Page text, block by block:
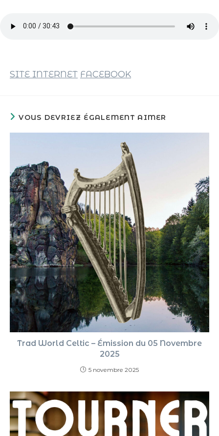
SITE INTERNET FACEBOOK
VOUS DEVRIEZ ÉGALEMENT AIMER
Trad World Celtic – Émission du 05 Novembre
2025
5 novembre 2025